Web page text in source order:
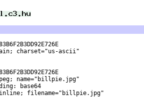
charset="us-ascii"
name="billpie.jpg"
base64
filename="billpie.jpg"